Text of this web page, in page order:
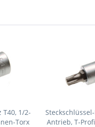
T40, 1/2-
Torx
Antrieb, T-